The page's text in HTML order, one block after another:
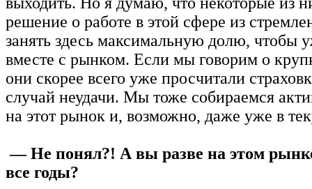
решение о работе в этой сфере из
занять здесь максимальную долю, чтобы
вместе с рынком. Если мы говорим о
они скорее всего уже просчитали
случай неудачи. Мы тоже собираемся
на этот рынок и, возможно, даже уже в
— Не понял?! А вы разве на этом
все годы?